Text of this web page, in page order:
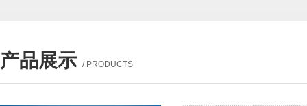
产品展示 / PRODUCTS